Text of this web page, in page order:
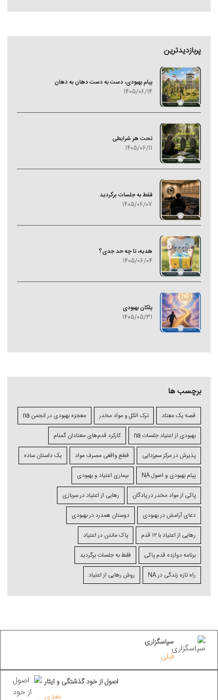
پربازدیدترین
پیام بهبودی، دست به دست دهان به دهان
1405/06/14
تحت هر شرایطی
1405/06/11
فقط به جلسات برگردید
1405/06/07
هدیه، تا چه حد جدی؟
1405/06/04
پلکان بهبودی
1405/05/31
برچسب ها
قصه یک معتاد ترک الکل و مواد مخدر معجزه بهبودی در انجمن na
بهبودی از اعتیاد جلسات na کارکرد قدم‌های معتادان گمنام
پذیرش در مرکز سم‌زدایی قطع واقعی مصرف مواد یک داستان ساده
پیام بهبودی و اصول NA بیماری اعتیاد و بهبودی
پاکی از مواد مخدر در پادگان رهایی از اعتیاد در سربازی
دعای آرامش در بهبودی دوستان همدرد در بهبودی
رهایی از اعتیاد با ۱۲ قدم پاک ماندن در اعتیاد
برنامه دوازده قدم پاکی فقط به جلسات برگردید
راه تازه زندگی در NA روش رهایی از اعتیاد
سپاسگزاری
قبلی
اصول از خود گذشتگی و ایثار
بعدی